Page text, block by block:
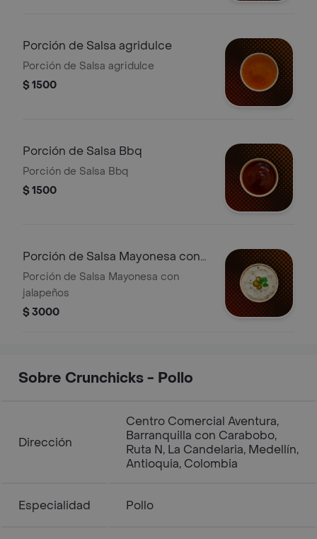
Porción de Salsa agridulce
Porción de Salsa agridulce
$ 1500
Porción de Salsa Bbq
Porción de Salsa Bbq
$ 1500
Porción de Salsa Mayonesa con
jalapeños
Porción de Salsa Mayonesa con
jalapeños
$ 3000
Sobre Crunchicks - Pollo
Dirección
Centro Comercial Aventura,
Barranquilla con Carabobo,
Ruta N, La Candelaria, Medellín,
Antioquia, Colombia
Especialidad Pollo